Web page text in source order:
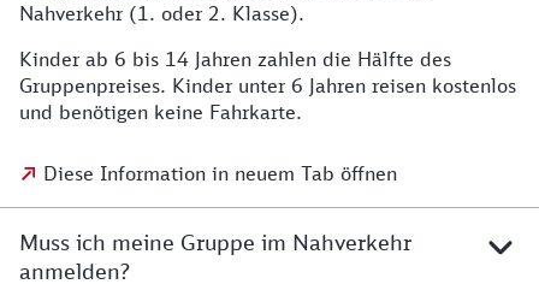
Nahverkehr (1. oder 2. Klasse).
Kinder ab 6 bis 14 Jahren zahlen die Hälfte des
Gruppenpreises. Kinder unter 6 Jahren reisen kostenlos
und benötigen keine Fahrkarte.
Diese Information in neuem Tab öffnen
Muss ich meine Gruppe im Nahverkehr
anmelden?